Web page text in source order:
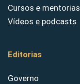
Cursos e mentorias
Vídeos e podcasts
Editorias
Governo